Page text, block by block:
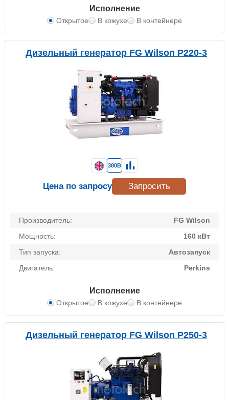
Исполнение
Открытое В кожухе В контейнере
Дизельный генератор FG Wilson P220-3
Производитель:
FG Wilson
Мощность:
160 кВт
Тип запуска:
Автозапуск
Двигатель:
Perkins
Исполнение
Открытое В кожухе В контейнере
380В
Цена по запросу Запросить
Дизельный генератор FG Wilson P250-3